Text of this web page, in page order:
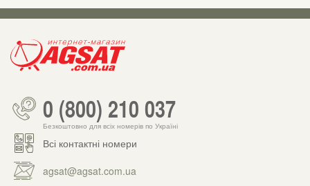
0 (800) 210 037
Безкоштовно для всіх номерів по Україні
Всі контактні номери
agsat@agsat.com.ua